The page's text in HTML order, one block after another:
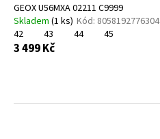
GEOX U56MXA 02211 C9999
Skladem (1 ks) Kód: 8058192776304
42
43 44 45
3 499 Kč